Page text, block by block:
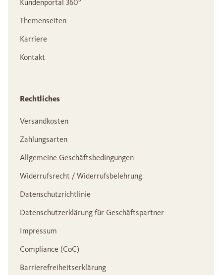
Kundenportal 360°
Themenseiten
Karriere
Kontakt
Rechtliches
Versandkosten
Zahlungsarten
Allgemeine Geschäftsbedingungen
Widerrufsrecht / Widerrufsbelehrung
Datenschutzrichtlinie
Datenschutzerklärung für Geschäftspartner
Impressum
Compliance (CoC)
Barrierefreiheitserklärung